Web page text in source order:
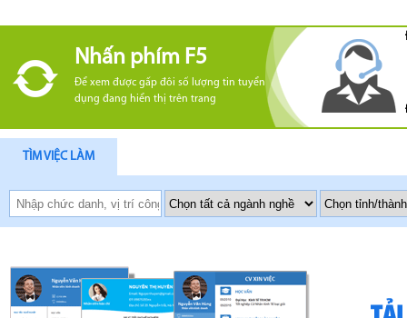
Nhấn phím F5
Để xem được gấp đôi số lượng tin tuyển
dụng đang hiển thị trên trang
TÌM VIỆC LÀM